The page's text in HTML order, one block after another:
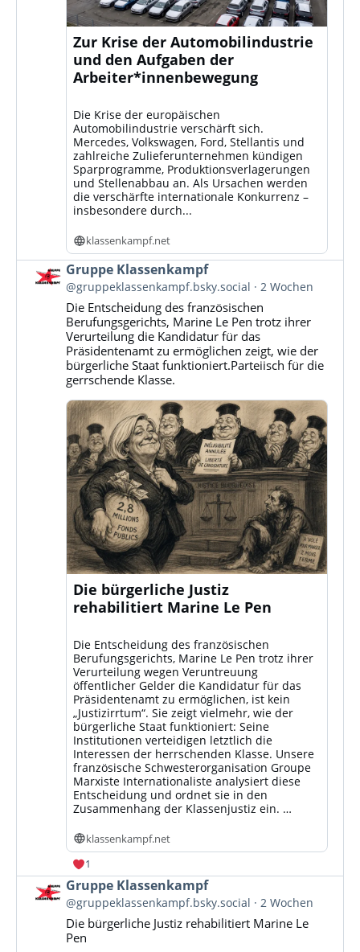
Zur Krise der Automobilindustrie
und den Aufgaben der
Arbeiter*innenbewegung
Die Krise der europäischen
Automobilindustrie verschärft sich.
Mercedes, Volkswagen, Ford, Stellantis und
zahlreiche Zulieferunternehmen kündigen
Sparprogramme, Produktionsverlagerungen
und Stellenabbau an. Als Ursachen werden
die verschärfte internationale Konkurrenz –
insbesondere durch...
klassenkampf.net
Beitrag
von
Gruppe
Klassenkampf
Bluesky
ansehen
Gruppe Klassenkampf
@gruppeklassenkampf.bsky.social 2 Wochen
Die Entscheidung des französischen
Berufungsgerichts, Marine Le Pen trotz ihrer
Verurteilung die Kandidatur für das
Präsidentenamt zu ermöglichen zeigt, wie der
bürgerliche Staat funktioniert.Parteiisch für die
gerrschende Klasse.
Die bürgerliche Justiz
rehabilitiert Marine Le Pen
Die Entscheidung des französischen
Berufungsgerichts, Marine Le Pen trotz ihrer
Verurteilung wegen Veruntreuung
öffentlicher Gelder die Kandidatur für das
Präsidentenamt zu ermöglichen, ist kein
„Justizirrtum“. Sie zeigt vielmehr, wie der
bürgerliche Staat funktioniert: Seine
Institutionen verteidigen letztlich die
Interessen der herrschenden Klasse. Unsere
französische Schwesterorganisation Groupe
Marxiste Internationaliste analysiert diese
Entscheidung und ordnet sie in den
Zusammenhang der Klassenjustiz ein. …
klassenkampf.net
1
Beitrag
von
Gruppe
Klassenkampf
Gruppe Klassenkampf
@gruppeklassenkampf.bsky.social 2 Wochen
Die bürgerliche Justiz rehabilitiert Marine Le
Pen